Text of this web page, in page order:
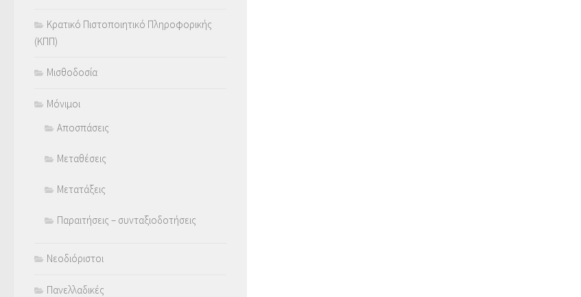
Κρατικό Πιστοποιητικό Πληροφορικής
(ΚΠΠ)
Μισθοδοσία
Μόνιμοι
Αποσπάσεις
Μεταθέσεις
Μετατάξεις
Παραιτήσεις – συνταξιοδοτήσεις
Νεοδιόριστοι
Πανελλαδικές